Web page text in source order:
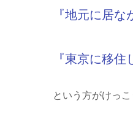
『地元に居な
『東京に移住
という方がけっ